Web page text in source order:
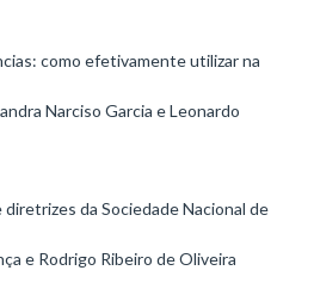
como efetivamente utilizar na
Narciso Garcia e Leonardo
diretrizes da Sociedade Nacional de
e Rodrigo Ribeiro de Oliveira